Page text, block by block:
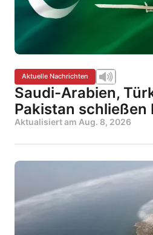
Aktuelle Nachrichten
Saudi-Arabien,
Pakistan
Aktualisiert am Aug. 8, 2026